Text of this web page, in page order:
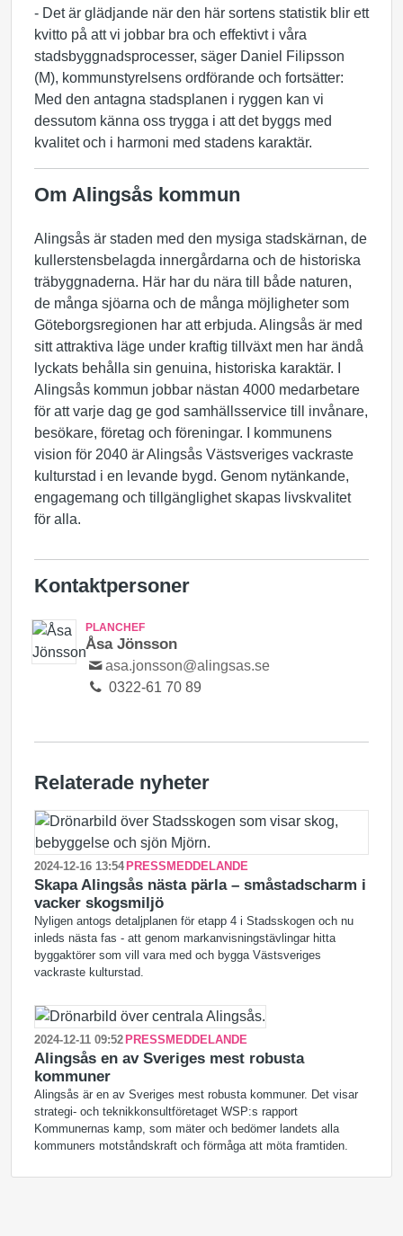
- Det är glädjande när den här sortens statistik blir ett
kvitto på att vi jobbar bra och effektivt i våra
stadsbyggnadsprocesser, säger Daniel Filipsson
(M), kommunstyrelsens ordförande och fortsätter:
Med den antagna stadsplanen i ryggen kan vi
dessutom känna oss trygga i att det byggs med
kvalitet och i harmoni med stadens karaktär.
Om Alingsås kommun
Alingsås är staden med den mysiga stadskärnan, de
kullerstensbelagda innergårdarna och de historiska
träbyggnaderna. Här har du nära till både naturen,
de många sjöarna och de många möjligheter som
Göteborgsregionen har att erbjuda. Alingsås är med
sitt attraktiva läge under kraftig tillväxt men har ändå
lyckats behålla sin genuina, historiska karaktär. I
Alingsås kommun jobbar nästan 4000 medarbetare
för att varje dag ge god samhällsservice till invånare,
besökare, företag och föreningar. I kommunens
vision för 2040 är Alingsås Västsveriges vackraste
kulturstad i en levande bygd. Genom nytänkande,
engagemang och tillgänglighet skapas livskvalitet
för alla.
Kontaktpersoner
PLANCHEF
Åsa Jönsson
asa.jonsson@alingsas.se
0322-61 70 89
Relaterade nyheter
2024-12-16 13:54 PRESSMEDDELANDE
Skapa Alingsås nästa pärla – småstadscharm i
vacker skogsmiljö
Nyligen antogs detaljplanen för etapp 4 i Stadsskogen och nu
inleds nästa fas - att genom markanvisningstävlingar hitta
byggaktörer som vill vara med och bygga Västsveriges
vackraste kulturstad.
2024-12-11 09:52 PRESSMEDDELANDE
Alingsås en av Sveriges mest robusta
kommuner
Alingsås är en av Sveriges mest robusta kommuner. Det visar
strategi- och teknikkonsultföretaget WSP:s rapport
Kommunernas kamp, som mäter och bedömer landets alla
kommuners motståndskraft och förmåga att möta framtiden.